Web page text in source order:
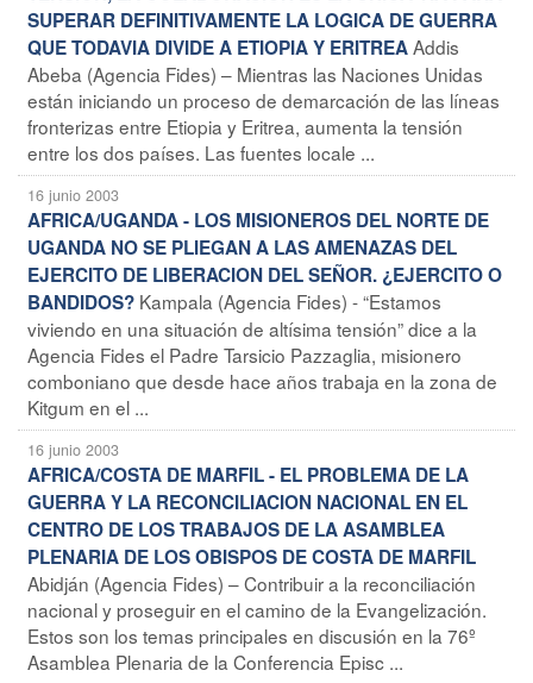
SUPERAR DEFINITIVAMENTE LA LOGICA DE GUERRA
QUE TODAVIA DIVIDE A ETIOPIA Y ERITREAAddis
Abeba (Agencia Fides) – Mientras las Naciones Unidas
están iniciando un proceso de demarcación de las líneas
fronterizas entre Etiopia y Eritrea, aumenta la tensión
entre los dos países. Las fuentes locale ...
16 junio 2003
AFRICA/UGANDA - LOS MISIONEROS DEL NORTE DE
UGANDA NO SE PLIEGAN A LAS AMENAZAS DEL
EJERCITO DE LIBERACION DEL SEÑOR. ¿EJERCITO O
BANDIDOS? Kampala (Agencia Fides) - “Estamos
viviendo en una situación de altísima tensión” dice a la
Agencia Fides el Padre Tarsicio Pazzaglia, misionero
comboniano que desde hace años trabaja en la zona de
Kitgum en el ...
16 junio 2003
AFRICA/COSTA DE MARFIL - EL PROBLEMA DE LA
GUERRA Y LA RECONCILIACION NACIONAL EN EL
CENTRO DE LOS TRABAJOS DE LA ASAMBLEA
PLENARIA DE LOS OBISPOS DE COSTA DE MARFIL
Abidján (Agencia Fides) – Contribuir a la reconciliación
nacional y proseguir en el camino de la Evangelización.
Estos son los temas principales en discusión en la 76º
Asamblea Plenaria de la Conferencia Episc ...